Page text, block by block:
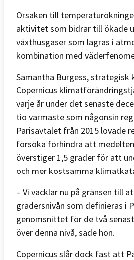
Orsaken till
aktivitet som bidrar till ökade
växthusgaser som lagras i
kombination med
Samantha Burgess, strategisk
Copernicus
varje år under det senaste
tio varmaste som någonsin
Parisavtalet från 2015 lovade
försöka förhindra att
överstiger 1,5 grader för att
och mer kostsamma
– Vi vacklar nu på gränsen till
gradersnivån som definieras i
genomsnittet för de två
över denna nivå, sade hon.
Copernicus slår dock fast att